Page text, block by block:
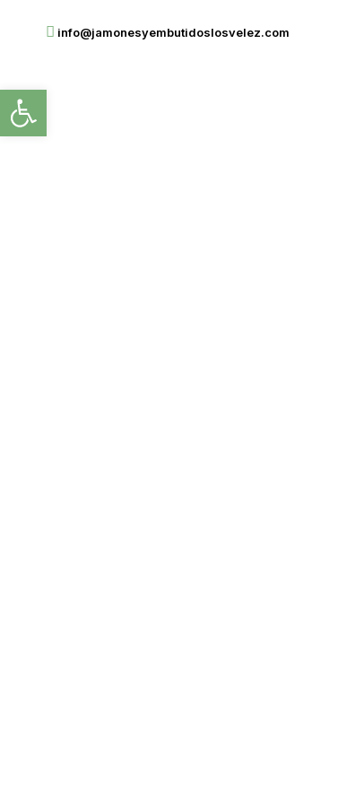
info@jamonesyembutidoslosvelez.com
Abrir barra de herramientas